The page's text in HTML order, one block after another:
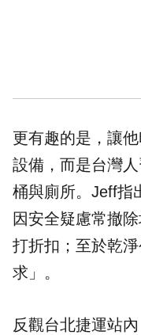
更有趣的是，讓
設備，而是台灣
桶與廁所。 Jeff指
因安全疑慮常撤
打折扣；至於乾
求」。
反觀台北捷運站